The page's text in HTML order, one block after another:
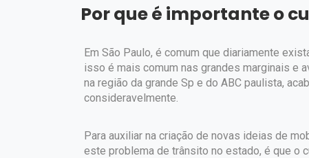
Por que é importante o
Em São Paulo, é comum que diariamente
isso é mais comum nas grandes marginais e
na região da grande Sp e do ABC paulista,
consideravelmente.
Para auxiliar na criação de novas ideias de
este problema de trânsito no estado, é que o